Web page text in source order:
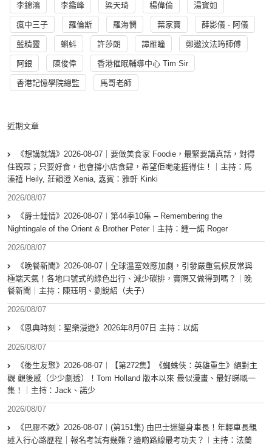
李錦鴻 李鑑峰 梁天琦 楊偉倫 湯寳如
瘋中三子 羅倫斯 羅海憫 葉家寶 薛影儀 - 阿儀
藍精靈 蝌蚪 許莎朗 譚雁瞳 鄭遨汶法筠師傅
阿銀 陳俊偉 香港催眠輔導中心 Tim Sir
香港記憶學院總監 馬哥老師
近期文章
《想講就講》2026-08-07｜要做美食家 Foodie，最緊要講真話，對得
住觀眾；只要好食，也會撐小店食肆，希望佢哋能捱得住！｜主持：馬
溱禧 Heily, 莊韻澄 Xenia, 嘉賓：雅軒 Kinki
2026/08/07
《爵士鍾情》2026-08-07︱第44季10集 – Remembering the
Nightingale of the Orient & Brother Peter︱主持：鍾一諾 Roger
2026/08/07
《晚餐新聞》2026-08-07｜全球溫室效應加劇，引發嚴重氣候反常與
極端天氣！各地口號式的綠色出行、減少碳排，實際又做得到嗎？｜晚
餐新聞｜主持：陳珏明、劉銳紹（夫子）
2026/08/07
《恩典時刻：聖樂漫遊》2026年8月07日 主持：以諾
2026/08/07
《後生友聚》2026-08-07︱【第272集】《蜘蛛俠：英雄重生》絕對主
觀 觀後感（少少劇透）！Tom Holland 版本以來 最似漫畫、最好睇嘅一
集！｜主持：Jack、諾少
2026/08/07
《巴膠不敗》2026-08-07︱(第151集) 由巴士迷變身車長！年輕車長親
述入行心路歷程｜報名考試有幾難？邊啲路線最考功夫？︱主持：法蘭